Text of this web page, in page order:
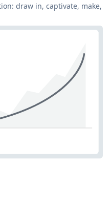
draw in, captivate, make,